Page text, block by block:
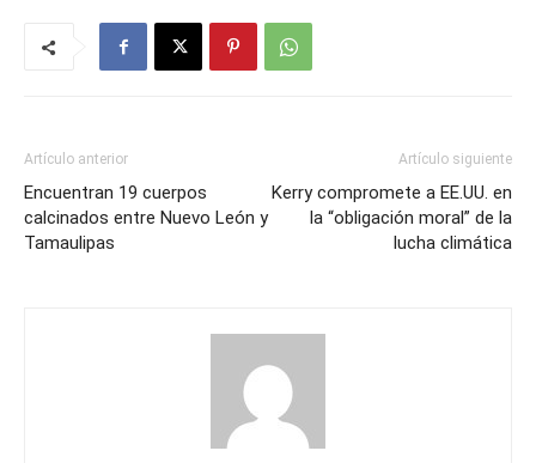
Artículo anterior
Encuentran 19 cuerpos
calcinados entre Nuevo León y
Tamaulipas
Artículo siguiente
Kerry compromete a EE.UU. en
la “obligación moral” de la
lucha climática